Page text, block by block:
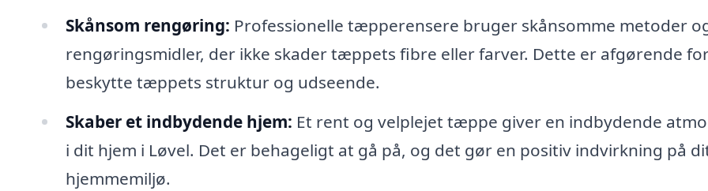
Skånsom rengøring: Professionelle tæpperensere bruger skånsomme metoder
rengøringsmidler, der ikke skader tæppets fibre eller farver. Dette er afgørende
beskytte tæppets struktur og udseende.
Skaber et indbydende hjem: Et rent og velplejet tæppe giver en indbydende
i dit hjem i Løvel. Det er behageligt at gå på, og det gør en positiv indvirkning på
hjemmemiljø.